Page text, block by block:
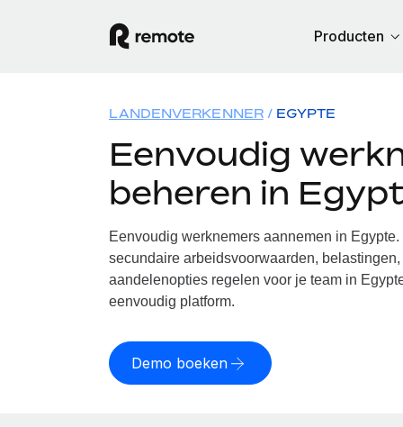
Producten
LANDENVERKENNER EGYPTE
Eenvoudig
beheren in
Eenvoudig werknemers aannemen in
secundaire arbeidsvoorwaarden,
aandelenopties regelen voor je team in
eenvoudig platform.
Demo boeken